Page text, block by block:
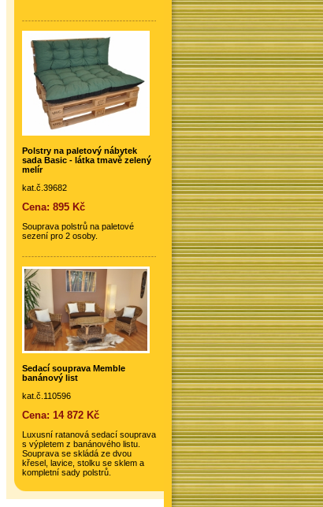
Polstry na paletový nábytek
sada Basic - látka tmavě zelený
melír
kat.č.39682
Cena: 895 Kč
Souprava polstrů na paletové
sezení pro 2 osoby.
Sedací souprava Memble
banánový list
kat.č.110596
Cena: 14 872 Kč
Luxusní ratanová sedací souprava
s výpletem z banánového listu.
Souprava se skládá ze dvou
křesel, lavice, stolku se sklem a
kompletní sady polstrů.